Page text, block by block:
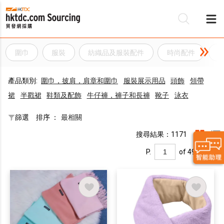
圍巾 服裝 紡織品及服裝配件 時尚配件
產品類別: 圍巾，披肩，肩章和圍巾 服裝展示用品 頭飾
領帶
裙
半戳裙 鞋類及配飾 牛仔褲，褲子和長褲 靴子 泳衣
篩選 排序 ： 最相關
搜尋結果：1171
P. of 49